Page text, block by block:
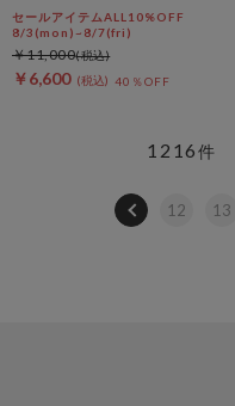
パンツ
セールアイテムALL10%OFF
8/3(mon)~8/7(fri)
￥6,600 40％OFF
￥11,000
1216件
12 13